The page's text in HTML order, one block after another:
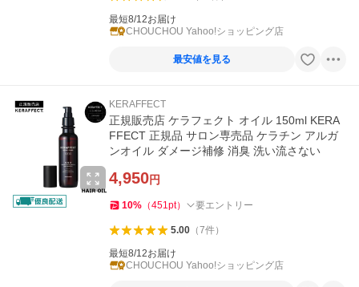
最短8/12お届け
CHOUCHOU Yahoo!ショッピング店
最安値を見る
KERAFFECT
正規販売店 ケラフェクト オイル 150ml KERA
FFECT 正規品 サロン専売品 ケラチン アルガ
ンオイル ダメージ補修 消臭 洗い流さない
4,950円
10% （451pt） 要エントリー
5.00（7件）
最短8/12お届け
CHOUCHOU Yahoo!ショッピング店